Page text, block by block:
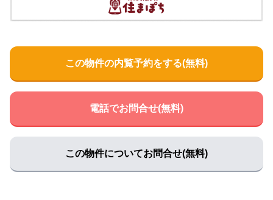
兵庫県猪名川町上野愛宕山２−４
みかさ動物病院
兵庫県猪名川町伏見台４丁目２１ マップで見る
医療法人社団 星晶会 ふるさと透析診療所
兵庫県猪名川町広根北后久２番地 マップで見る
植田循環器内科クリニック
この物件の内覧予約をする(無料)
電話でお問合せ(無料)
この物件についてお問合せ(無料)